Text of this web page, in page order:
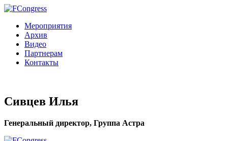
Мероприятия
Архив
Видео
Партнерам
Контакты
Сивцев Илья
Генеральный директор, Группа Астра